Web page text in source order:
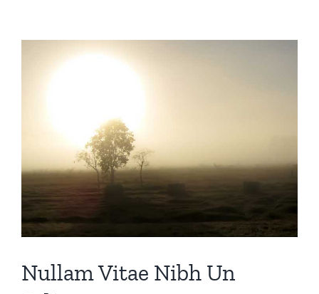
Nullam Vitae Nibh Un